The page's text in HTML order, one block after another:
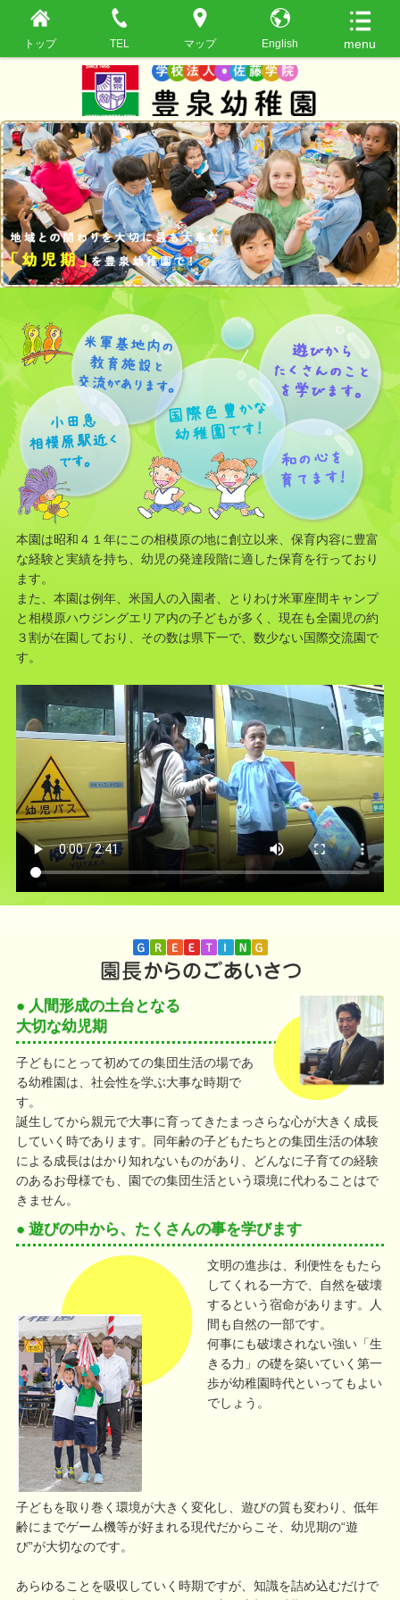
トップ TEL マップ English
本園は昭和４１年にこの相模原の地に創立以来、保育内容に豊富
な経験と実績を持ち、幼児の発達段階に適した保育を行っており
ます。
また、本園は例年、米国人の入園者、とりわけ米軍座間キャンプ
と相模原ハウジングエリア内の子どもが多く、現在も全園児の約
３割が在園しており、その数は県下一で、数少ない国際交流園で
す。
● 人間形成の土台となる
大切な幼児期
子どもにとって初めての集団生活の場であ
る幼稚園は、社会性を学ぶ大事な時期で
す。
誕生してから親元で大事に育ってきたまっさらな心が大きく成長
していく時であります。同年齢の子どもたちとの集団生活の体験
による成長ははかり知れないものがあり、どんなに子育ての経験
のあるお母様でも、園での集団生活という環境に代わることはで
きません。
● 遊びの中から、たくさんの事を学びます
文明の進歩は、利便性をもたら
してくれる一方で、自然を破壊
するという宿命があります。人
間も自然の一部です。
何事にも破壊されない強い「生
きる力」の礎を築いていく第一
歩が幼稚園時代といってもよい
でしょう。
子どもを取り巻く環境が大きく変化し、遊びの質も変わり、低年
齢にまでゲーム機等が好まれる現代だからこそ、幼児期の“遊
び”が大切なのです。
あらゆることを吸収していく時期ですが、知識を詰め込むだけで